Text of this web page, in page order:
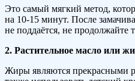
Это самый мягкий метод,
на 10-15 минут. После
не поддаётся, не продолжайте
2. Растительное масло или
Жиры являются прекрасными